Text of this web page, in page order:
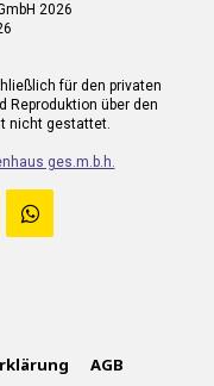
2026
für den privaten
Reproduktion über den
nicht gestattet.
ges.m.b.h.
AGB